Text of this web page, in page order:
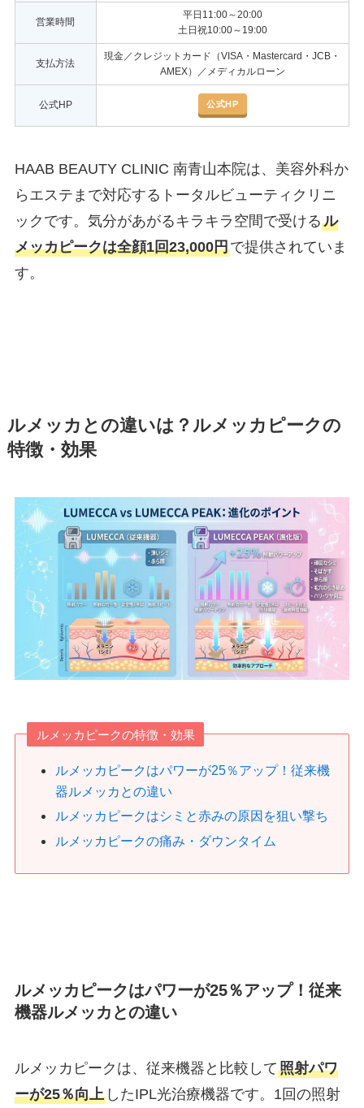
営業時間
平日11:00～20:00
土日祝10:00～19:00
支払方法
現金／クレジットカード（VISA・Mastercard・JCB・
AMEX）／メディカルローン
公式HP 公式HP
HAAB BEAUTY CLINIC 南青山本院は、美容外科か
らエステまで対応するトータルビューティクリニ
ックです。気分があがるキラキラ空間で受けるル
メッカピークは全顔1回23,000円で提供されていま
す。
ルメッカとの違いは？ルメッカピークの
特徴・効果
ルメッカピークの特徴・効果
ルメッカピークはパワーが25％アップ！従来機
器ルメッカとの違い
ルメッカピークはシミと赤みの原因を狙い撃ち
ルメッカピークの痛み・ダウンタイム
ルメッカピークはパワーが25％アップ！従来
機器ルメッカとの違い
ルメッカピークは、従来機器と比較して照射パワ
ーが25％向上したIPL光治療機器です。1回の照射